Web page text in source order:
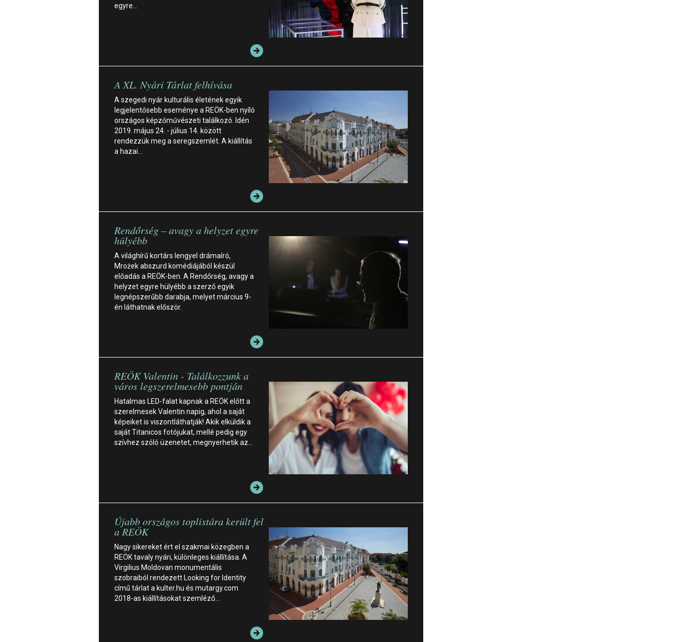
egyre…
A XL. Nyári Tárlat felhívása
A szegedi nyár kulturális életének egyik
legjelentősebb eseménye a REÖK-ben nyíló
országos képzőművészeti találkozó. Idén
2019. május 24. - július 14. között
rendezzük meg a seregszemlét. A kiállítás
a hazai…
Rendőrség – avagy a helyzet egyre
hülyébb
A világhírű kortárs lengyel drámaíró,
Mrożek abszurd komédiájából készül
előadás a REÖK-ben. A Rendőrség, avagy a
helyzet egyre hülyébb a szerző egyik
legnépszerűbb darabja, melyet március 9-
én láthatnak először.
REÖK Valentin - Találkozzunk a
város legszerelmesebb pontján
Hatalmas LED-falat kapnak a REÖK előtt a
szerelmesek Valentin napig, ahol a saját
képeiket is viszontláthatják! Akik elküldik a
saját Titanicos fotójukat, mellé pedig egy
szívhez szóló üzenetet, megnyerhetik az…
Újabb országos toplistára került fel
a REÖK
Nagy sikereket ért el szakmai közegben a
REÖK tavaly nyári, különleges kiállítása. A
Virgilius Moldovan monumentális
szobraiból rendezett Looking for Identity
című tárlat a kulter.hu és mutargy.com
2018-as kiállításokat szemléző…